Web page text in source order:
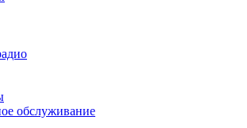
обслуживание